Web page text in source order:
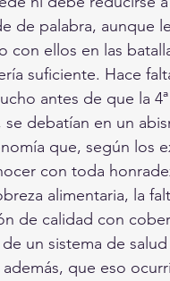
de palabra, aunque
con ellos en las
suficiente. Hace
antes de que la
se debatían en un
que, según los
con toda
alimentaria, la
de calidad con
un sistema de
que eso